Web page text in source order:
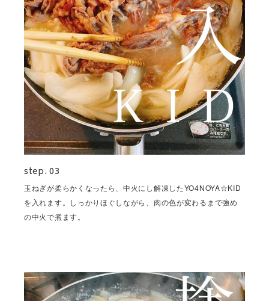
step. 03
玉ねぎが柔らかくなったら、中火にし解凍したYO4NOYA☆KID
を入れます。しっかりほぐしながら、肉の色が変わるまで強め
の中火で煮ます。